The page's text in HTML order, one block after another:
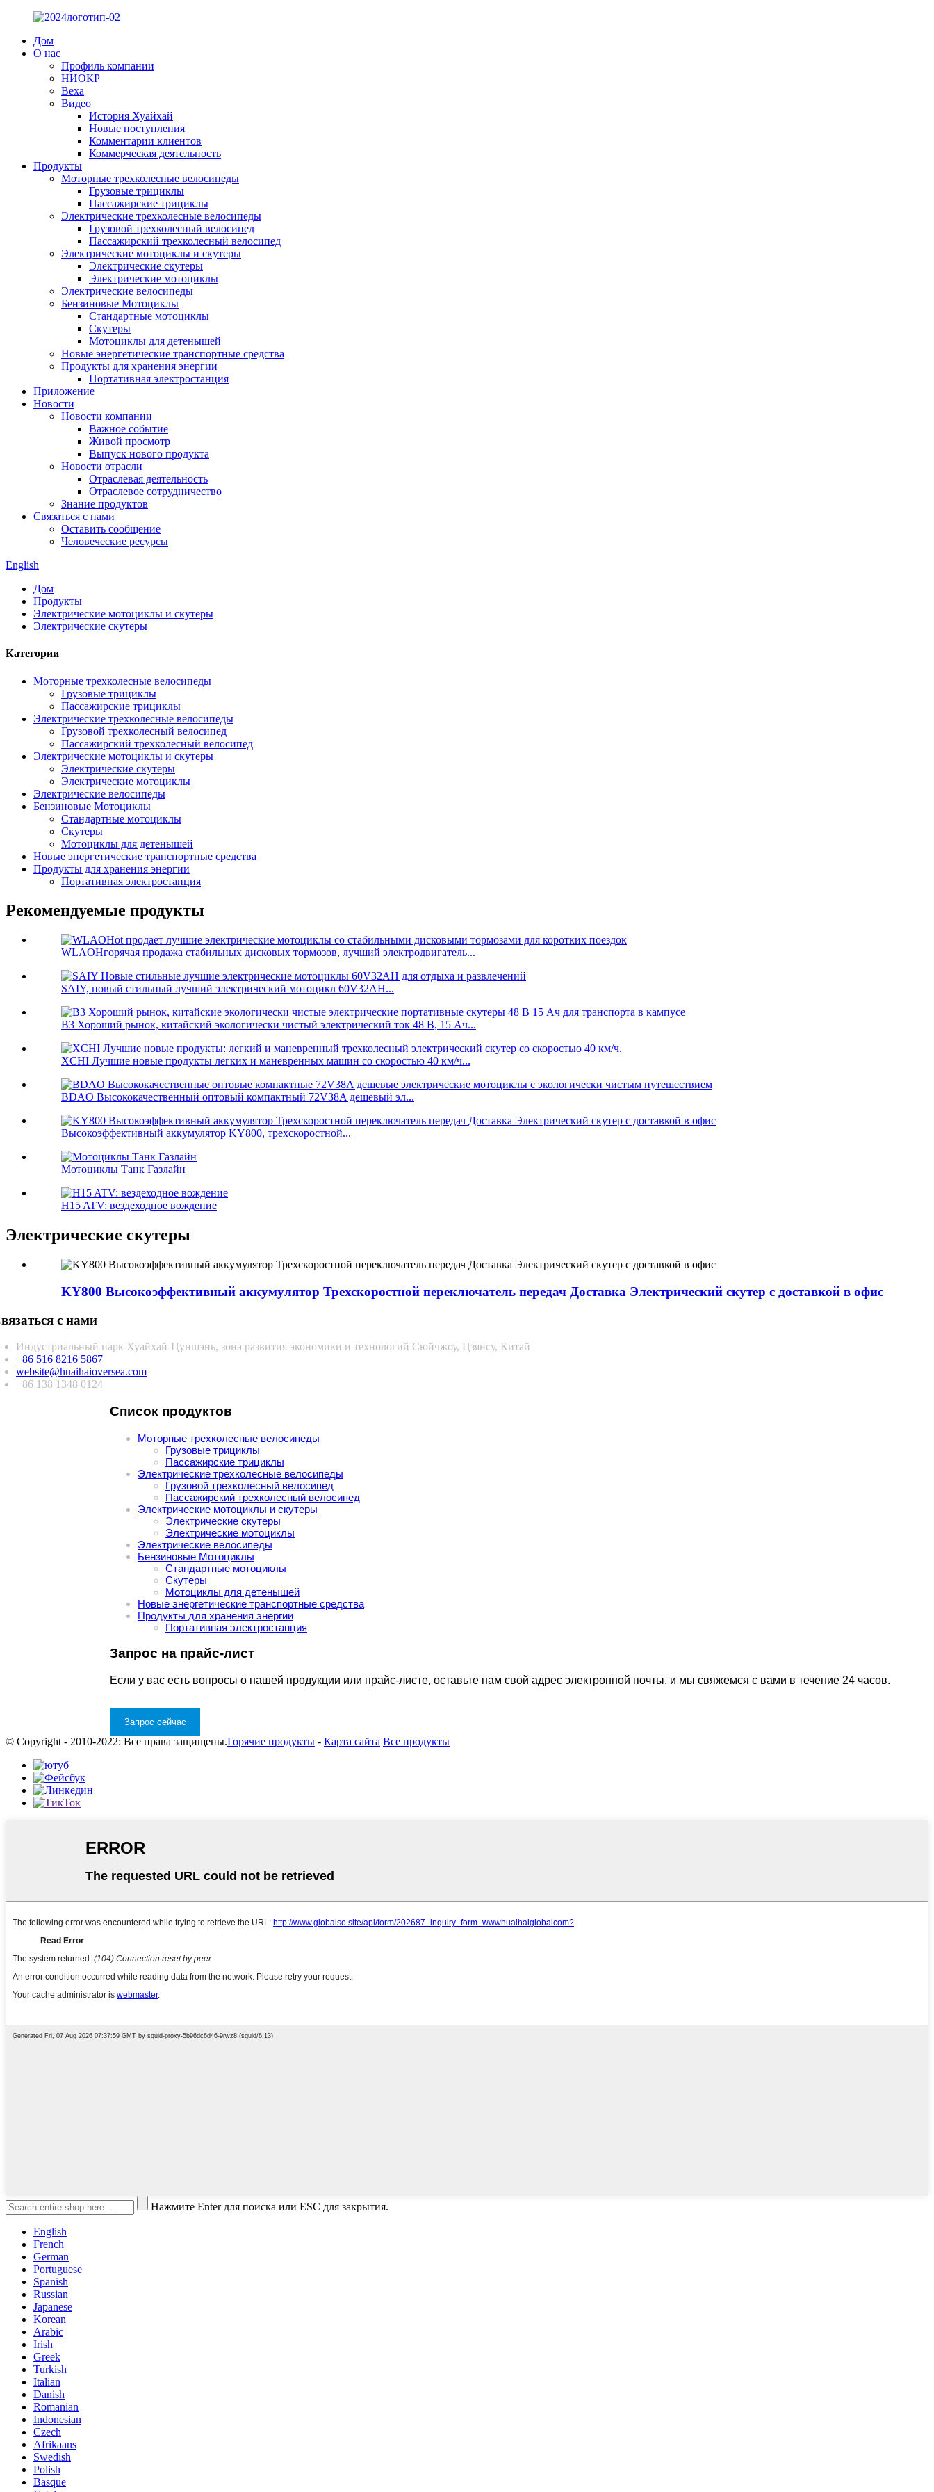
Дом
О нас
Профиль компании
НИОКР
Веха
Видео
История Хуайхай
Новые поступления
Комментарии клиентов
Коммерческая деятельность
Продукты
Моторные трехколесные велосипеды
Грузовые трициклы
Пассажирские трициклы
Электрические трехколесные велосипеды
Грузовой трехколесный велосипед
Пассажирский трехколесный велосипед
Электрические мотоциклы и скутеры
Электрические скутеры
Электрические мотоциклы
Электрические велосипеды
Бензиновые Мотоциклы
Стандартные мотоциклы
Скутеры
Мотоциклы для детенышей
Новые энергетические транспортные средства
Продукты для хранения энергии
Портативная электростанция
Приложение
Новости
Новости компании
Важное событие
Живой просмотр
Выпуск нового продукта
Новости отрасли
Отраслевая деятельность
Отраслевое сотрудничество
Знание продуктов
Связаться с нами
Оставить сообщение
Человеческие ресурсы
English
Дом
Продукты
Электрические мотоциклы и скутеры
Электрические скутеры
Категории
Моторные трехколесные велосипеды
Грузовые трициклы
Пассажирские трициклы
Электрические трехколесные велосипеды
Грузовой трехколесный велосипед
Пассажирский трехколесный велосипед
Электрические мотоциклы и скутеры
Электрические скутеры
Электрические мотоциклы
Электрические велосипеды
Бензиновые Мотоциклы
Стандартные мотоциклы
Скутеры
Мотоциклы для детенышей
Новые энергетические транспортные средства
Продукты для хранения энергии
Портативная электростанция
Рекомендуемые продукты
WLAOHгорячая продажа стабильных дисковых тормозов, лучший электродвигатель...
SAIY, новый стильный лучший электрический мотоцикл 60V32AH...
B3 Хороший рынок, китайский экологически чистый электрический ток 48 В, 15 Ач...
XCHI Лучшие новые продукты легких и маневренных машин со скоростью 40 км/ч...
BDAO Высококачественный оптовый компактный 72V38A дешевый эл...
Высокоэффективный аккумулятор KY800, трехскоростной...
Мотоциклы Танк Газлайн
H15 ATV: вездеходное вождение
Электрические скутеры
KY800 Высокоэффективный аккумулятор Трехскоростной переключатель передач Доставка Электрический скутер с доставкой в ​​офис
с нами
Индустриальный парк Хуайхай-Цуншэнь, зона развития экономики и технологий Сюйчжоу, Цзянсу, Китай
+86 516 8216 5867
website@huaihaioversea.com
+86 138 1348 0124
Список продуктов
Моторные трехколесные велосипеды
Грузовые трициклы
Пассажирские трициклы
Электрические трехколесные велосипеды
Грузовой трехколесный велосипед
Пассажирский трехколесный велосипед
Электрические мотоциклы и скутеры
Электрические скутеры
Электрические мотоциклы
Электрические велосипеды
Бензиновые Мотоциклы
Стандартные мотоциклы
Скутеры
Мотоциклы для детенышей
Новые энергетические транспортные средства
Продукты для хранения энергии
Портативная электростанция
Запрос на прайс-лист
Если у вас есть вопросы о нашей продукции или прайс-листе, оставьте нам свой адрес электронной почты, и мы свяжемся с вами в течение 24 часов.
Запрос сейчас
© Copyright - 2010-2022: Все права защищены.Горячие продукты - Карта сайта Все продукты
Нажмите Enter для поиска или ESC для закрытия.
English
French
German
Portuguese
Spanish
Russian
Japanese
Korean
Arabic
Irish
Greek
Turkish
Italian
Danish
Romanian
Indonesian
Czech
Afrikaans
Swedish
Polish
Basque